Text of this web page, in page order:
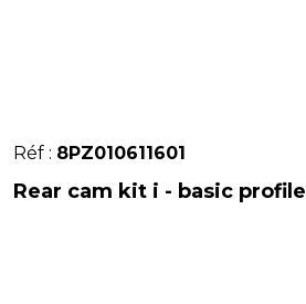
Réf : 8PZ010611601
Rear cam kit i - basic profile